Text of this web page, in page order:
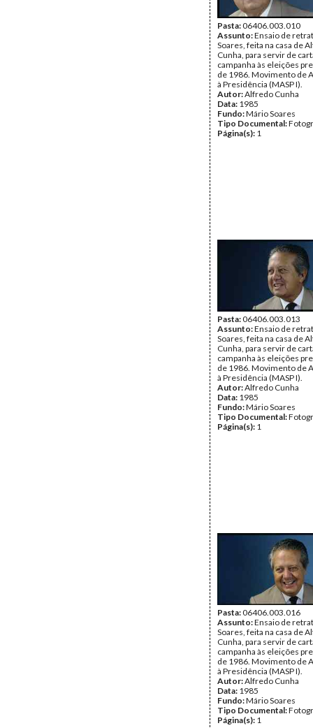
Pasta:06406.003.010
Assunto:Ensaio de
Soares, feita na casa de
Cunha, para servir de
campanha às eleições
de 1986. Movimento de
à Presidência (MASP I).
Autor:Alfredo Cunha
Data: 1985
Fundo:Mário Soares
Tipo Documental:
Página(s): 1
Pasta:06406.003.013
Assunto:Ensaio de
Soares, feita na casa de
Cunha, para servir de
campanha às eleições
de 1986. Movimento de
à Presidência (MASP I).
Autor:Alfredo Cunha
Data: 1985
Fundo:Mário Soares
Tipo Documental:
Página(s): 1
Pasta:06406.003.016
Assunto:Ensaio de
Soares, feita na casa de
Cunha, para servir de
campanha às eleições
de 1986. Movimento de
à Presidência (MASP I).
Autor:Alfredo Cunha
Data: 1985
Fundo:Mário Soares
Tipo Documental:
Página(s): 1